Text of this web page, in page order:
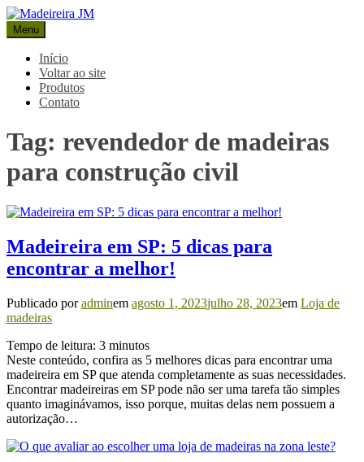
Pular
para
o
conteúdo
Madeireira JM
Blog Madeireira JM
Menu
Início
Voltar ao site
Produtos
Contato
Tag: revendedor de madeiras
para construção civil
Madeireira em SP: 5 dicas para
encontrar a melhor!
Publicado poradminem agosto 1, 2023julho 28, 2023em Loja de
madeiras
Tempo de leitura: 3 minutos
Neste conteúdo, confira as 5 melhores dicas para encontrar uma
madeireira em SP que atenda completamente as suas necessidades.
Encontrar madeireiras em SP pode não ser uma tarefa tão simples
quanto imaginávamos, isso porque, muitas delas nem possuem a
autorização…